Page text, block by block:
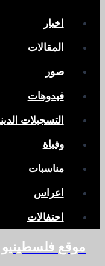
اخبار
المقالات
صور
فيدوهات
التسجيلات
وفياة
مناسبات
اعراس
احتفالات
موقع